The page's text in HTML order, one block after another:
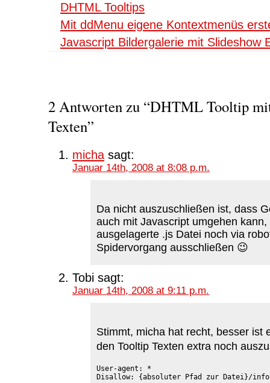
DHTML Tooltips
Mit ddMenu eigene Kontextmenüs
Javascript Bildergalerie mit Slideshow
2 Antworten zu “DHTML Tooltip
Texten”
michasagt:
Januar 14th, 2008 at 8:08 p.m.
Da nicht auszuschließen ist, dass
auch mit Javascript umgehen
ausgelagerte .js Datei noch via
Spidervorgang ausschließen 😉
Tobi sagt:
Januar 14th, 2008 at 9:11 p.m.
Stimmt, micha hat recht, besser ist
den Tooltip Texten extra noch
User-agent: *